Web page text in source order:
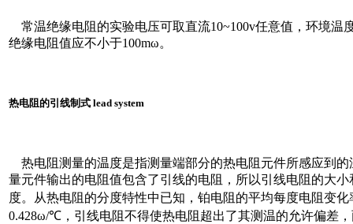
常温绝缘电阻的实验电压可取直流10~100v任意值，环境温
绝缘电阻值应不小于100mω。
热电阻的引线制式 lead system
热电阻测量的温度是指测量端部分的热电阻元件所感应到
量元件输出的电阻值包含了引线的电阻，所以引线电阻的大
度。从热电阻的分度特性中已知，铂电阻的平均每度电阻变
0.428ω/℃，引线电阻不得使热电阻超出了其测温的允许偏差